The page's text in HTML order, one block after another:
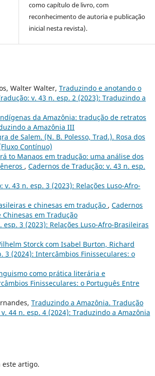
como capítulo de livro, com
reconhecimento de autoria e publicação
inicial nesta revista).
Walter Walter, Traduzindo e anotando o
v. 43 n. esp. 2 (2023): Traduzindo a
da Amazônia: tradução de retratos
a Amazônia III
de Salem. (N. B. Polesso, Trad.). Rosa dos
Contínuo)
to Manaos em tradução: uma análise dos
, Cadernos de Tradução: v. 43 n. esp.
v. 43 n. esp. 3 (2023): Relações Luso-Afro-
e chinesas em tradução , Cadernos
Chinesas em Tradução
3 (2023): Relações Luso-Afro-Brasileiras
Storck com Isabel Burton, Richard
3 (2024): Intercâmbios Finisseculares: o
como prática literária e
Finisseculares: o Português Entre
Traduzindo a Amazônia. Tradução
44 n. esp. 4 (2024): Traduzindo a Amazônia
este artigo.